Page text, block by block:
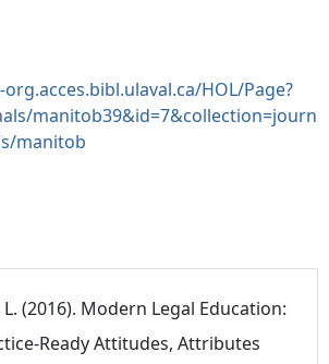
HOL/Page?
manitob39&id=7&collection=journ
manitob
L. (2016). Modern Legal Education:
Ready Attitudes, Attributes